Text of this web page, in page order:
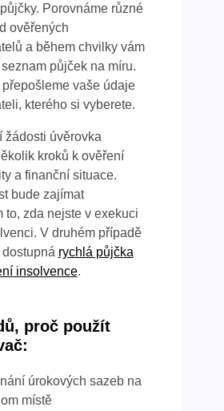
Porovnáme různé
ověřených
a během chvilky vám
půjček na míru.
vaše údaje
kterého si vyberete.
žádosti úvěrovka
kroků k ověření
a finanční situace.
bude zajímat
to, zda nejste v exekuci
V druhém případě
rychlá půjčka
insolvence.
proč použít
úrokových sazeb na
místě